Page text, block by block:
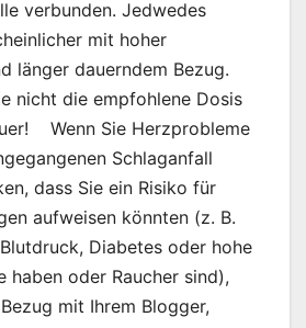
verbunden. Jedwedes
mit hoher
länger dauerndem Bezug.
nicht die empfohlene Dosis
Wenn Sie Herzprobleme
Schlaganfall
dass Sie ein Risiko für
aufweisen könnten (z. B.
Diabetes oder hohe
haben oder Raucher sind),
mit Ihrem Blogger,